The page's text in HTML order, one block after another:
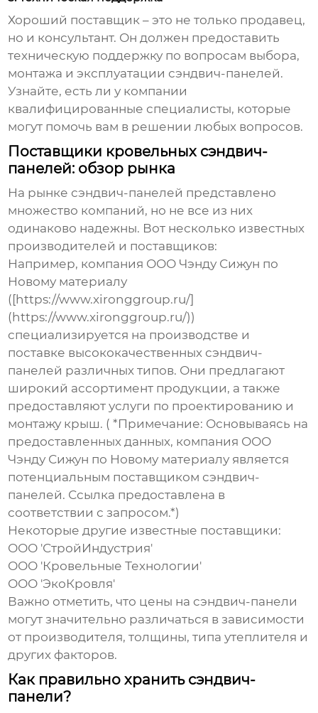
Хороший поставщик – это не только продавец,
но и консультант. Он должен предоставить
техническую поддержку по вопросам выбора,
монтажа и эксплуатации сэндвич-панелей.
Узнайте, есть ли у компании
квалифицированные специалисты, которые
могут помочь вам в решении любых вопросов.
Поставщики кровельных сэндвич-
панелей: обзор рынка
На рынке сэндвич-панелей представлено
множество компаний, но не все из них
одинаково надежны. Вот несколько известных
производителей и поставщиков:
Например, компания ООО Чэнду Сижун по
Новому материалу
([https://www.xironggroup.ru/]
(https://www.xironggroup.ru/))
специализируется на производстве и
поставке высококачественных сэндвич-
панелей различных типов. Они предлагают
широкий ассортимент продукции, а также
предоставляют услуги по проектированию и
монтажу крыш. ( *Примечание: Основываясь на
предоставленных данных, компания ООО
Чэнду Сижун по Новому материалу является
потенциальным поставщиком сэндвич-
панелей. Ссылка предоставлена в
соответствии с запросом.*)
Некоторые другие известные поставщики:
ООО 'СтройИндустрия'
ООО 'Кровельные Технологии'
ООО 'ЭкоКровля'
Важно отметить, что цены на сэндвич-панели
могут значительно различаться в зависимости
от производителя, толщины, типа утеплителя и
других факторов.
Как правильно хранить сэндвич-
панели?